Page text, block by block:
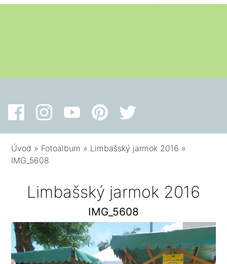
Úvod » Fotoalbum » Limbašský jarmok 2016 »
IMG_5608
Limbašský jarmok 2016
IMG_5608